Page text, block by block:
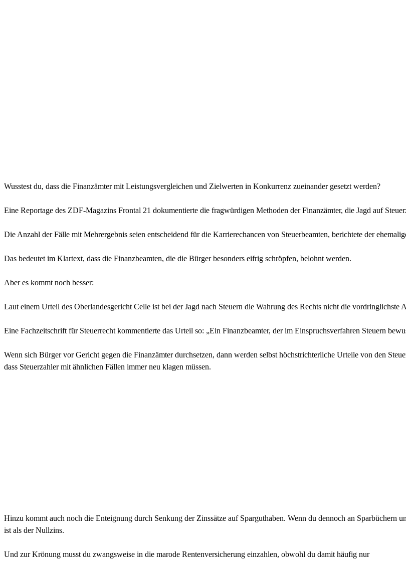
Wusstest du, dass die Finanzämter mit Leistungsvergleichen und Zielwerten in Konkurrenz zueinander gesetzt werden?
Eine Reportage des ZDF-Magazins Frontal 21 dokumentierte die fragwürdigen Methoden der Finanzämter, die Jagd auf
Die Anzahl der Fälle mit Mehrergebnis seien entscheidend für die Karrierechancen von Steuerbeamten, berichtete der
Das bedeutet im Klartext, dass die Finanzbeamten, die die Bürger besonders eifrig schröpfen, belohnt werden.
Aber es kommt noch besser:
Laut einem Urteil des Oberlandesgericht Celle ist bei der Jagd nach Steuern die Wahrung des Rechts nicht die vordringlichste
Eine Fachzeitschrift für Steuerrecht kommentierte das Urteil so: „Ein Finanzbeamter, der im Einspruchsverfahren Steuern
Wenn sich Bürger vor Gericht gegen die Finanzämter durchsetzen, dann werden selbst höchstrichterliche Urteile von den
dass Steuerzahler mit ähnlichen Fällen immer neu klagen müssen.
Hinzu kommt auch noch die Enteignung durch Senkung der Zinssätze auf Sparguthaben. Wenn du dennoch an Sparbüchern
ist als der Nullzins.
Und zur Krönung musst du zwangsweise in die marode Rentenversicherung einzahlen, obwohl du damit häufig nur